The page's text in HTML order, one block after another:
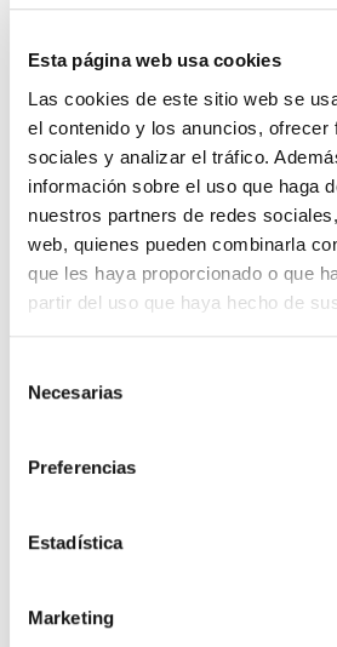
Esta página web usa cookies
Las cookies de este sitio web se
el contenido y los anuncios, ofrecer
sociales y analizar el tráfico.
información sobre el uso que haga
nuestros partners de redes
web, quienes pueden combinarla
que les haya proporcionado o que
partir del uso que haya hecho de
Necesarias
Preferencias
Estadística
Marketing
k
Calidad
Compras
IT
Logí­stica
Managed Services
Marketing
RRHH
No job listings found.